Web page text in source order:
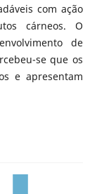
com ação
cárneos. O
de
se que os
e apresentam